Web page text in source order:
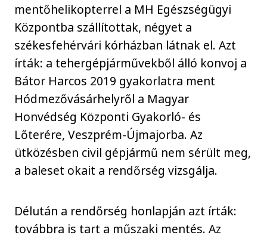
mentőhelikopterrel a MH Egészségügyi
Központba szállítottak, négyet a
székesfehérvári kórházban látnak el. Azt
írták: a tehergépjárművekből álló konvoj a
Bátor Harcos 2019 gyakorlatra ment
Hódmezővásárhelyről a Magyar
Honvédség Központi Gyakorló- és
Lőterére, Veszprém-Újmajorba. Az
ütközésben civil gépjármű nem sérült meg,
a baleset okait a rendőrség vizsgálja.
Délután a rendőrség honlapján azt írták:
továbbra is tart a műszaki mentés. Az